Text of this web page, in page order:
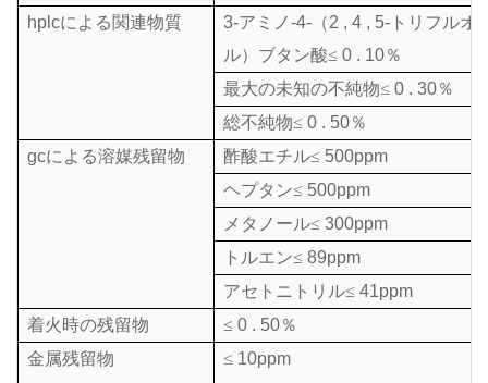
hplcによる関連物質
3-アミノ-4-（2 , 4 , 5-トリフルオ
ル）ブタン酸≤ 0 . 10％
最大の未知の不純物≤ 0 . 30％
総不純物≤ 0 . 50％
gcによる溶媒残留物
酢酸エチル≤ 500ppm
ヘプタン≤ 500ppm
メタノール≤ 300ppm
トルエン≤ 89ppm
アセトニトリル≤ 41ppm
着火時の残留物
≤ 0 . 50％
金属残留物
≤ 10ppm